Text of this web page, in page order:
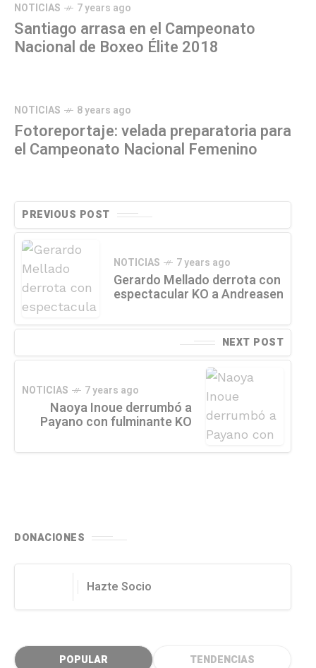
NOTICIAS 7 years ago
Santiago arrasa en el Campeonato
Nacional de Boxeo Élite 2018
NOTICIAS 8 years ago
Fotoreportaje: velada preparatoria para
el Campeonato Nacional Femenino
PREVIOUS POST
NOTICIAS 7 years ago
Gerardo Mellado derrota con
espectacular KO a Andreasen
NEXT POST
NOTICIAS 7 years ago
Naoya Inoue derrumbó a
Payano con fulminante KO
DONACIONES
Hazte Socio
POPULAR TENDENCIAS